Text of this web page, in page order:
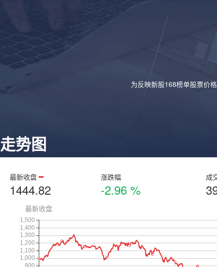
为反映新股168榜单股票价
走势图
最新收盘
1444.82
涨跌幅
-2.96 %
成